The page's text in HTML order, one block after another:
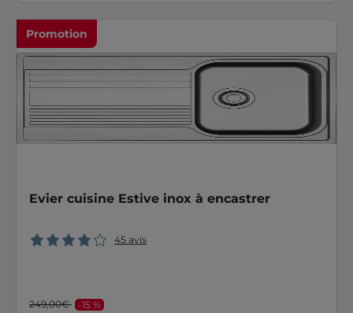
Promotion
Evier cuisine Estive inox à encastrer
45 avis
249,00€ -15 %